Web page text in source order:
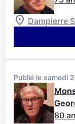
Dampierre
Publié le samedi
80